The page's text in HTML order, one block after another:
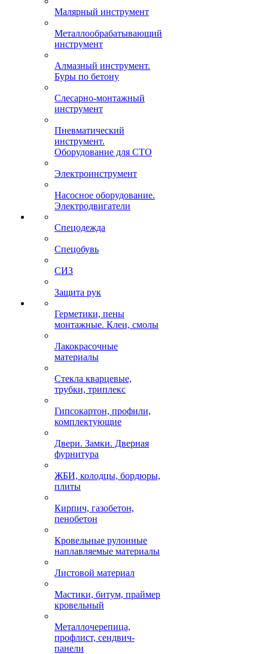
Малярный инструмент
Металлообрабатывающий
инструмент
Алмазный инструмент.
Буры по бетону
Слесарно-монтажный
инструмент
Пневматический
инструмент.
Оборудование для СТО
Электроинструмент
Насосное оборудование.
Электродвигатели
Спецодежда
Спецобувь
СИЗ
Защита рук
Герметики, пены
монтажные. Клеи, смолы
Лакокрасочные
материалы
Стекла кварцевые,
трубки, триплекс
Гипсокартон, профили,
комплектующие
Двери. Замки. Дверная
фурнитура
ЖБИ, колодцы, бордюры,
плиты
Кирпич, газобетон,
пенобетон
Кровельные рулонные
наплавляемые материалы
Листовой материал
Мастики, битум, праймер
кровельный
Металлочерепица,
профлист, сендвич-
панели